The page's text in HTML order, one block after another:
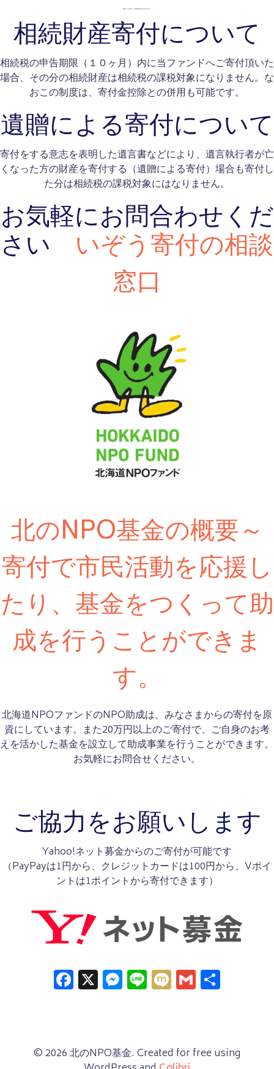
相続財産寄付について
相続税の申告期限（１０ヶ月）内に当ファンドへご寄付頂いた
場合、その分の相続財産は相続税の課税対象になりません。な
おこの制度は、寄付金控除との併用も可能です。
遺贈による寄付について
寄付をする意志を表明した遺言書などにより、遺言執行者が亡
くなった方の財産を寄付する（遺贈による寄付）場合も寄付し
た分は相続税の課税対象にはなりません。
お気軽にお問合わせくだ
さい いぞう寄付の相談
窓口
北のNPO基金の概要～
寄付で市民活動を応援し
たり、基金をつくって助
成を行うことができま
す。
北海道NPOファンドのNPO助成は、みなさまからの寄付を原
資にしています。また20万円以上のご寄付で、ご自身のお考
えを活かした基金を設立して助成事業を行うことができます。
お気軽にお問合せください。
ご協力をお願いします
Yahoo!ネット募金からのご寄付が可能です
（PayPayは1円から、クレジットカードは100円から、Vポイ
ントは1ポイントから寄付できます）
Facebook
X Messenger
LineMixiGmail
© 2026 北のNPO基金. Created for free using